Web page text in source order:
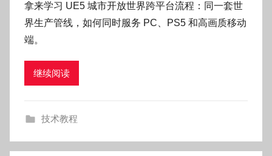
O
k
拿来学习 UE5 城市开放世界跨平台流程：同一套世
界生产管线，如何同时服务 PC、PS5 和高画质移动
端。
继续阅读
技术教程